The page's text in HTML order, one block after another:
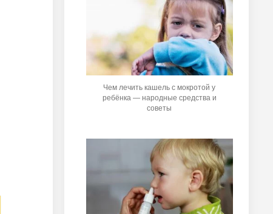
Чем лечить кашель с мокротой у
ребёнка — народные средства и
советы